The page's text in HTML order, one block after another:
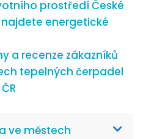
prostředí České
energetické
a recenze zákazníků
tepelných čerpadel
ve městech